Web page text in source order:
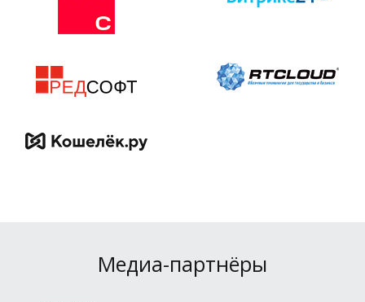
Медиа-партнёры